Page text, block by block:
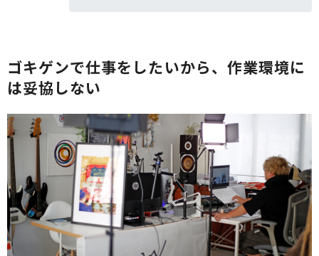
ゴキゲンで仕事をしたいから、作業環境に
は妥協しない